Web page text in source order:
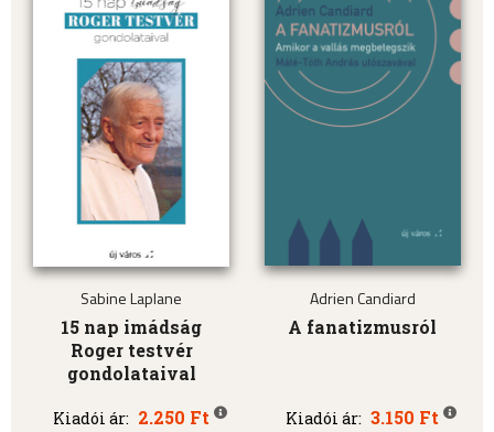
Sabine Laplane
15 nap imádság
Roger testvér
gondolataival
Kiadói ár: 2.250 Ft
Adrien Candiard
A fanatizmusról
Kiadói ár: 3.150 Ft